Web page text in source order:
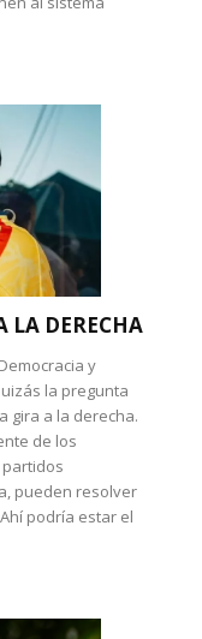
LA DERECHA
y
la pregunta
gira a la derecha.
de los
pueden resolver
podría estar el